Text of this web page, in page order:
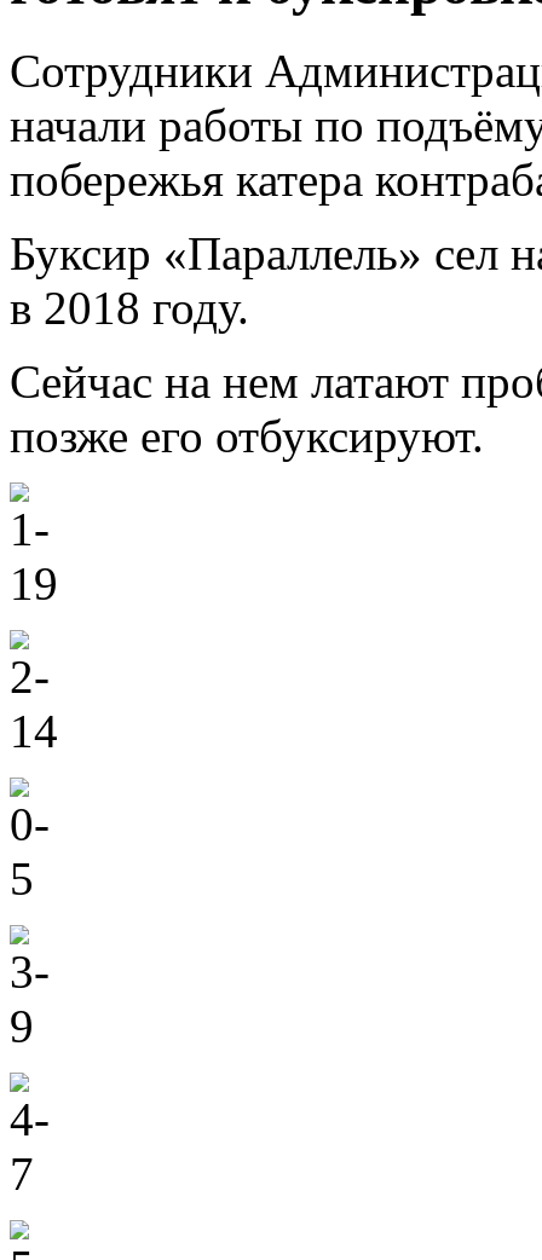
Сотрудники
начали работы по
побережья катера
Буксир «Параллель» сел
в 2018 году.
Сейчас на нем латают
позже его отбуксируют.